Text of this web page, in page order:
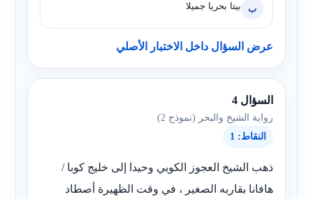
ب بيتا بحريا جميلا
عرض السؤال داخل الاختبار الأصلي
السؤال 4
رواية الشيخ والبحر (نموذج 2)
النقاط: 1
ذهب الشيخ العجوز الكوبي وحيدا إلى خليج كوبا /
هافانا بقاربه الصغير ، في وقت الظهيرة أصطاد